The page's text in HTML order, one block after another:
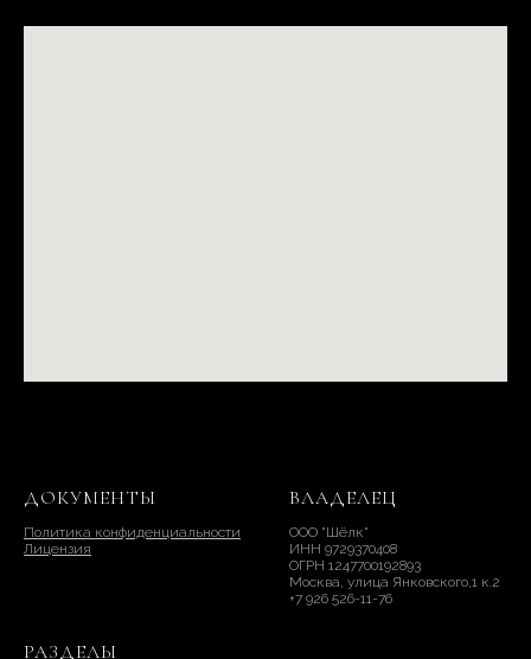
ДОКУМЕНТЫ
Политика конфиденциальности
Лицензия
ВЛАДЕЛЕЦ
ООО "Шёлк"
ИНН 9729370408
ОГРН 1247700192893
Москва, улица Янковского,1 к.2
+7 926 526-11-76
РАЗДЕЛЫ